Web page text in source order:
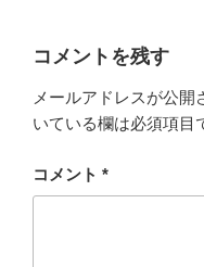
コメントを残す
メールアドレスが公開
いている欄は必須項目
コメント *